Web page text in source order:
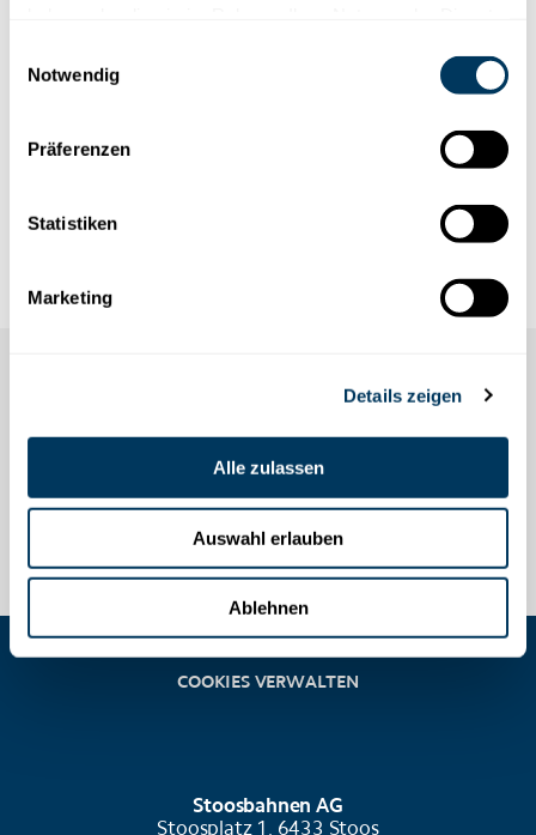
Notwendig
Präferenzen
Statistiken
Marketing
Details zeigen
Alle zulassen
Auswahl erlauben
Ablehnen
Familien mit Kleinkindern. Ruhig, gemütlich
und sanft ist genau das, was Sie suchen?
Erlebnissen inspirieren.
STOOS ERLEBNISSE IM DORF
COOKIES VERWALTEN
Stoosbahnen AG
Stoosplatz 1, 6433 Stoos